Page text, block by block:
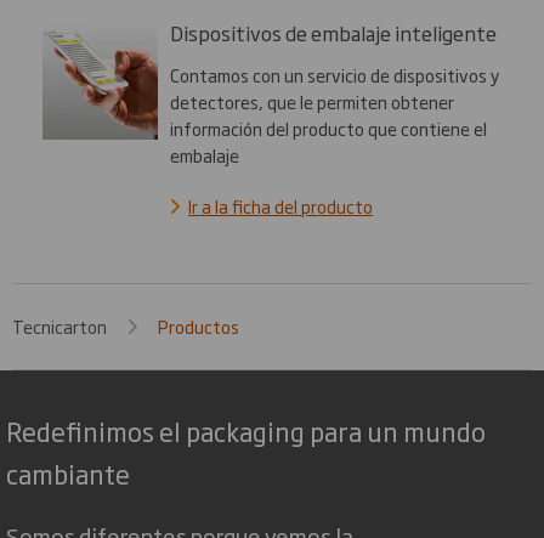
Dispositivos de embalaje inteligente
Contamos con un servicio de dispositivos y
detectores, que le permiten obtener
información del producto que contiene el
embalaje
Ir a la ficha del producto
Tecnicarton Productos
Redefinimos el packaging para un mundo
cambiante